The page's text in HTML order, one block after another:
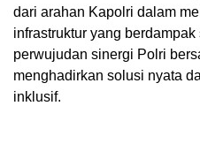
dari arahan Kapolri dalam
infrastruktur yang
perwujudan sinergi Polri
menghadirkan solusi nyata
inklusif.